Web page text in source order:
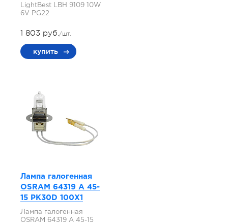
LightBest LBH 9109 10W
6V PG22
1 803 руб./шт.
купить
Лампа галогенная
OSRAM 64319 A 45-
15 PK30D 100X1
Лампа галогенная
OSRAM 64319 A 45-15